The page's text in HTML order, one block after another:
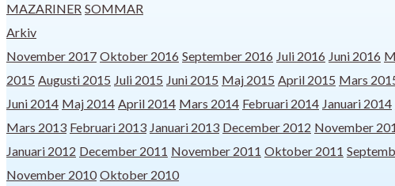
MAZARINER SOMMAR
Arkiv
November 2017 Oktober 2016 September 2016 Juli 2016 Juni 2016
2015 Augusti 2015 Juli 2015 Juni 2015 Maj 2015 April 2015 Mars
Juni 2014 Maj 2014 April 2014 Mars 2014 Februari 2014 Januari 2014
Mars 2013 Februari 2013 Januari 2013 December 2012 November
Januari 2012 December 2011 November 2011 Oktober 2011
November 2010 Oktober 2010